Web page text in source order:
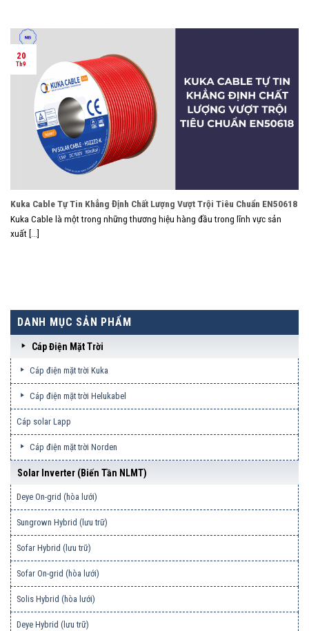
Kuka Cable Tự Tin Khẳng Định Chất Lượng Vượt Trội Tiêu Chuẩn EN50618
Kuka Cable là một trong những thương hiệu hàng đầu trong lĩnh vực sản
xuất [...]
20
Th9
DANH MỤC SẢN PHẨM
Cáp Điện Mặt Trời
Cáp điện mặt trời Kuka
Cáp điện mặt trời Helukabel
Cáp solar Lapp
Cáp điện mặt trời Norden
Solar Inverter (biến Tần NLMT)
Deye On-grid (hòa lưới)
Sungrown Hybrid (lưu trữ)
Sofar Hybrid (lưu trữ)
Sofar On-grid (hòa lưới)
Solis Hybrid (hòa lưới)
Deye Hybrid (lưu trữ)